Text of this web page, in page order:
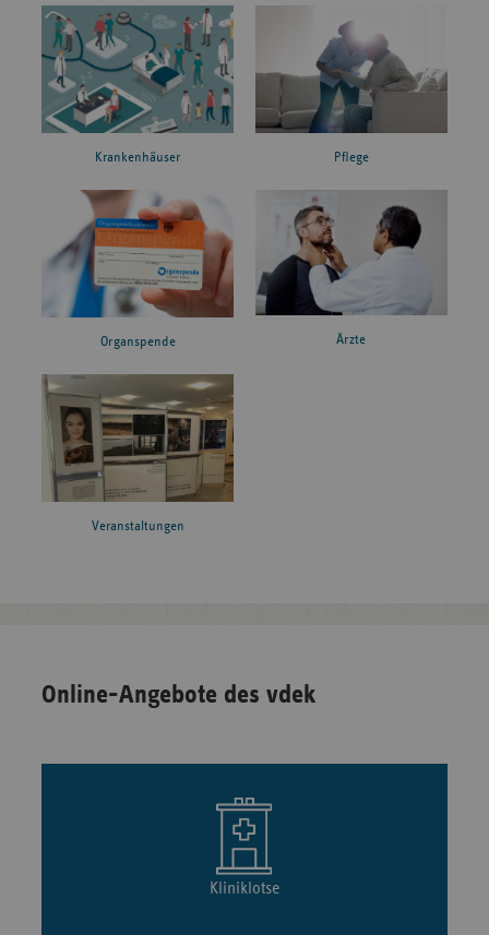
Krankenhäuser Pflege
Organspende Ärzte
Veranstaltungen
Online-Angebote des vdek
Kliniklotse